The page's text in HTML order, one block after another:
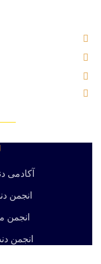
آکادمی
انجمن
انجمن
انجمن